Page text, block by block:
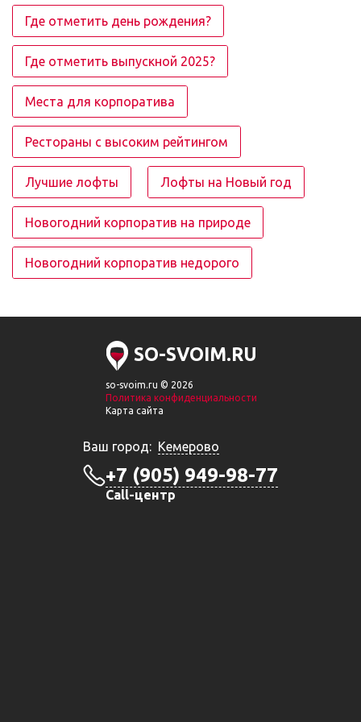
Где отметить день рождения?
Где отметить выпускной 2025?
Места для корпоратива
Рестораны с высоким рейтингом
Лучшие лофты Лофты на Новый год
Новогодний корпоратив на природе
Новогодний корпоратив недорого
SO-SVOIM.RU
so-svoim.ru © 2026
Политика конфиденциальности
Карта сайта
Ваш город: Кемерово
+7 (905) 949-98-77
Call-центр